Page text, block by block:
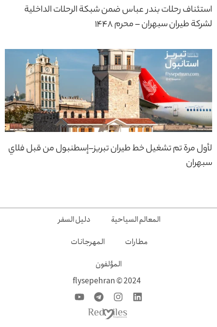
استئناف رحلات بندر عباس ضمن شبكة الرحلات الداخلية
لشركة طيران سبهران – محرم 1448
لأول مرة تم تشغيل خط طيران تبريز–إسطنبول من قبل فلاي
سبهران
المعالم السياحية
دليل السفر
مطارات
المهرجانات
المؤلفون
2024 © flysepehran